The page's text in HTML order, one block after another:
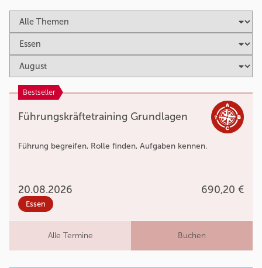
Bestseller
Führungskräftetraining Grundlagen
Führung begreifen, Rolle finden, Aufgaben kennen.
20.08.2026 690,20 €
Essen
Alle Termine Buchen